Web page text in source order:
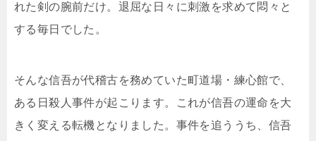
れた剣の腕前だけ。退屈な日々に刺激を求めて悶々と
する毎日でした。
そんな信吾が代稽古を務めていた町道場・練心館で、
ある日殺人事件が起こります。これが信吾の運命を大
きく変える転機となりました。事件を追ううち、信吾